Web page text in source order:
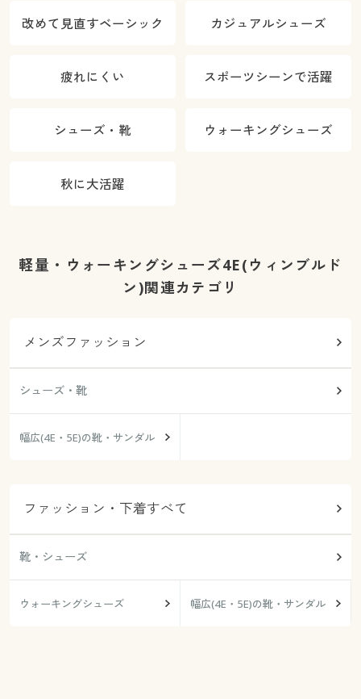
改めて見直すベーシック カジュアルシューズ
疲れにくい スポーツシーンで活躍
シューズ・靴 ウォーキングシューズ
秋に大活躍
軽量・ウォーキングシューズ4E(ウィンブルド
ン)関連カテゴリ
メンズファッション
シューズ・靴
幅広(4E・5E)の靴・サンダル
ファッション・下着すべて
靴・シューズ
ウォーキングシューズ 幅広(4E・5E)の靴・サンダル